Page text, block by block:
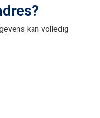
autoverzekering
kan volledig